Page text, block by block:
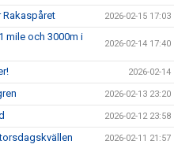
Rakaspåret 2026-02-15 17:03
mile och 3000m i
2026-02-14 17:40
2026-02-14
2026-02-13 23:20
2026-02-12 23:58
2026-02-11 21:57